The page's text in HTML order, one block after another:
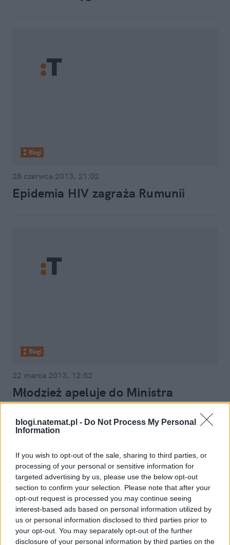
blogi.natemat.pl - Do Not Process My Personal
Information
If you wish to opt-out of the sale, sharing to third parties, or
processing of your personal or sensitive information for
targeted advertising by us, please use the below opt-out
section to confirm your selection. Please note that after your
opt-out request is processed you may continue seeing
interest-based ads based on personal information utilized by
us or personal information disclosed to third parties prior to
your opt-out. You may separately opt-out of the further
disclosure of your personal information by third parties on the
Blogi
28 czerwca 2013, 21:02
Epidemia HIV zagraża Rumunii
Blogi
22 marca 2013, 12:52
Młodzież apeluje do Ministra
Zdrowia: chcemy darmowych
prezerwatyw, dostępu do testów na
HIV i dobrej opieki zdrowotnej!